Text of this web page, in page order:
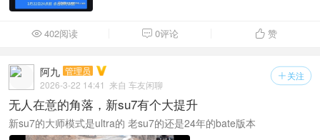
402阅读  0评论  赞
 关注
阿九 管理员
2026-3-22 14:41 来自 车友闲聊
无人在意的角落，新su7有个大提升
新su7的大师模式是ultra的 老su7的还是24年的bate版本